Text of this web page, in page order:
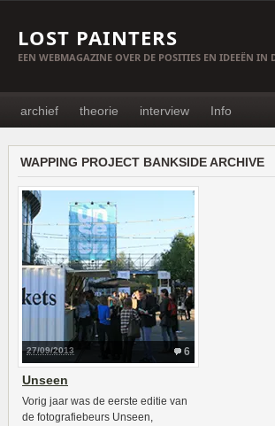
LOST PAINTERS
EEN WEBMAGAZINE OVER DE POSITIES EN IDEEËN IN
archief theorie interview Info
WAPPING PROJECT BANKSIDE ARCHIVE
6
27/09/2013
Unseen
Vorig jaar was de eerste editie van
de fotografiebeurs Unseen,